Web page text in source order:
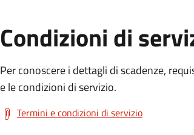
Condizioni di
Per conoscere i dettagli di scadenze,
e le condizioni di servizio.
Termini e condizioni di servizio